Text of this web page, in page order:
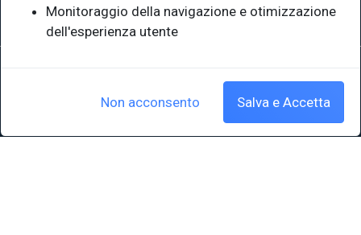
P.IVA 00211830328 - C.F. 80013890324 - P.E.C.: ateneo@pec.units.it
Monitoraggio della navigazione e otimizzazione
dell'esperienza utente
Non acconsento Salva e Accetta